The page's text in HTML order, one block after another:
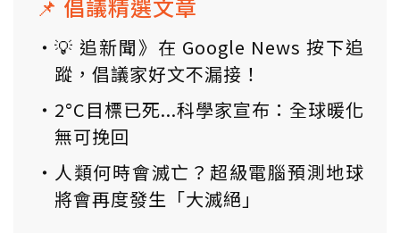
📌 倡議精選文章
💡 追新聞》在 Google News 按下追
蹤，倡議家好文不漏接！
2°C目標已死...科學家宣布：全球暖化
無可挽回
人類何時會滅亡？超級電腦預測地球
將會再度發生「大滅絕」